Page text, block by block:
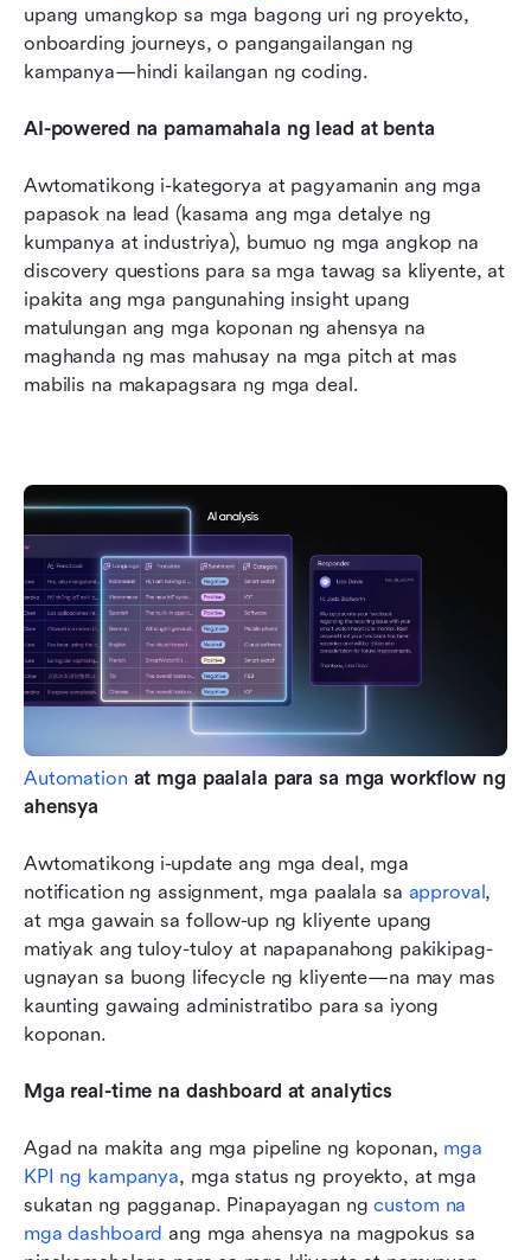
upang umangkop sa mga bagong uri ng proyekto,
onboarding journeys, o pangangailangan ng
kampanya—hindi kailangan ng coding.
AI-powered na pamamahala ng lead at benta
Awtomatikong i-kategorya at pagyamanin ang mga
papasok na lead (kasama ang mga detalye ng
kumpanya at industriya), bumuo ng mga angkop na
discovery questions para sa mga tawag sa kliyente, at
ipakita ang mga pangunahing insight upang
matulungan ang mga koponan ng ahensya na
maghanda ng mas mahusay na mga pitch at mas
mabilis na makapagsara ng mga deal.
Automation at mga paalala para sa mga workflow ng
ahensya
Awtomatikong i-update ang mga deal, mga
notification ng assignment, mga paalala sa approval ,
at mga gawain sa follow-up ng kliyente upang
matiyak ang tuloy-tuloy at napapanahong pakikipag-
ugnayan sa buong lifecycle ng kliyente—na may mas
kaunting gawaing administratibo para sa iyong
koponan.
Mga real-time na dashboard at analytics
Agad na makita ang mga pipeline ng koponan, mga
KPI ng kampanya, mga status ng proyekto, at mga
sukatan ng pagganap. Pinapayagan ng custom na
mga dashboard ang mga ahensya na magpokus sa